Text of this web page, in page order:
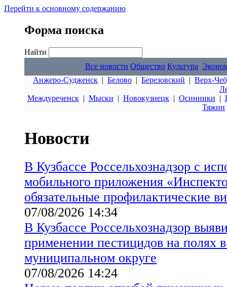
Перейти к основному содержанию
Форма поиска
Найти
Все новости Общество Культура
Анжеро-Судженск | Белово | Березовский | Верх-
Междуреченск| Мыски | Новокузнецк| Осинники |
Тяжин
Новости
В Кузбассе Россельхознадзор с
мобильного приложения
обязательные профилактические
07/08/2026 14:34
В Кузбассе Россельхознадзор
применении пестицидов на полях
муниципальном округе
07/08/2026 14:24